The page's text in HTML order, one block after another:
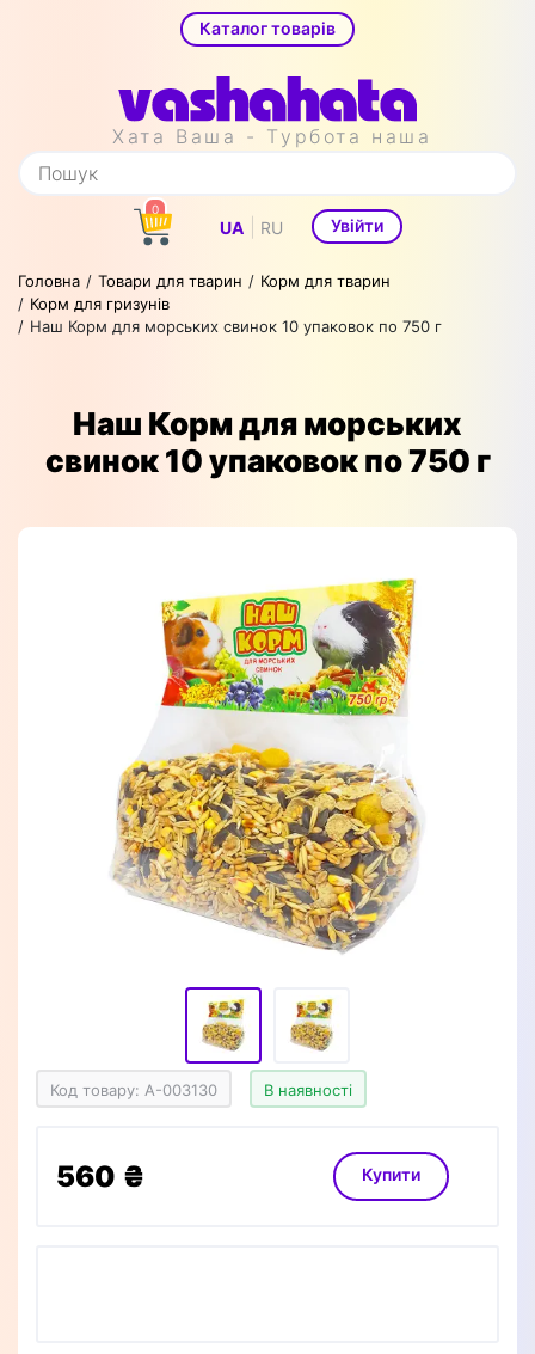
Каталог товарів
Хата Ваша - Турбота наша
0
UA RU Увійти
Головна Товари для тварин
Корм для тварин
Корм для гризунів
Наш Корм для морських свинок 10 упаковок по 750 г
Наш Корм для морських
свинок 10 упаковок по 750 г
Код товару: A-003130 В наявності
560 ₴ Купити